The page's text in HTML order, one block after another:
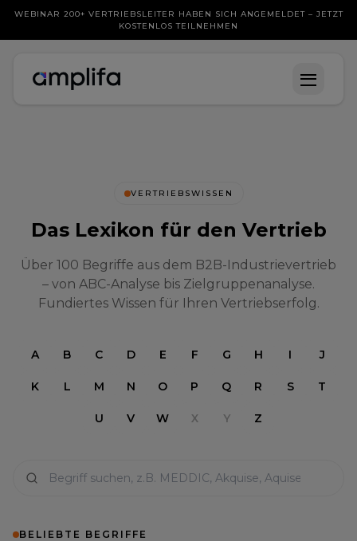
WEBINAR 200+ VERTRIEBSLEITER HABEN SICH ANGEMELDET – JETZT
KOSTENLOS TEILNEHMEN
VERTRIEBSWISSEN
Das Lexikon für den Vertrieb
Über 100 Begriffe aus dem B2B-Industrievertrieb
– von ABC-Analyse bis Zielgruppenanalyse.
Fundiertes Wissen für Ihren Vertriebserfolg.
A B C D E F G H I J
K L M N O P Q R S T
U V W X Y Z
BELIEBTE BEGRIFFE